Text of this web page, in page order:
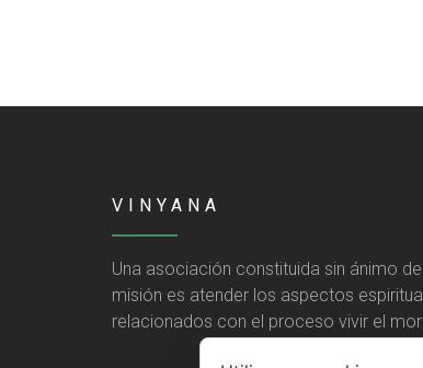
VINYANA
Una asociación constituida sin ánimo
misión es atender los aspectos
relacionados con el proceso vivir el